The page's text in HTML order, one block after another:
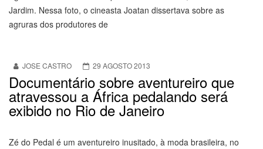
Jardim. Nessa foto, o cineasta Joatan dissertava sobre as
agruras dos produtores de
JOSE CASTRO 29 AGOSTO 2013
Documentário sobre aventureiro que
atravessou a África pedalando será
exibido no Rio de Janeiro
Zé do Pedal é um aventureiro inusitado, à moda brasileira, no